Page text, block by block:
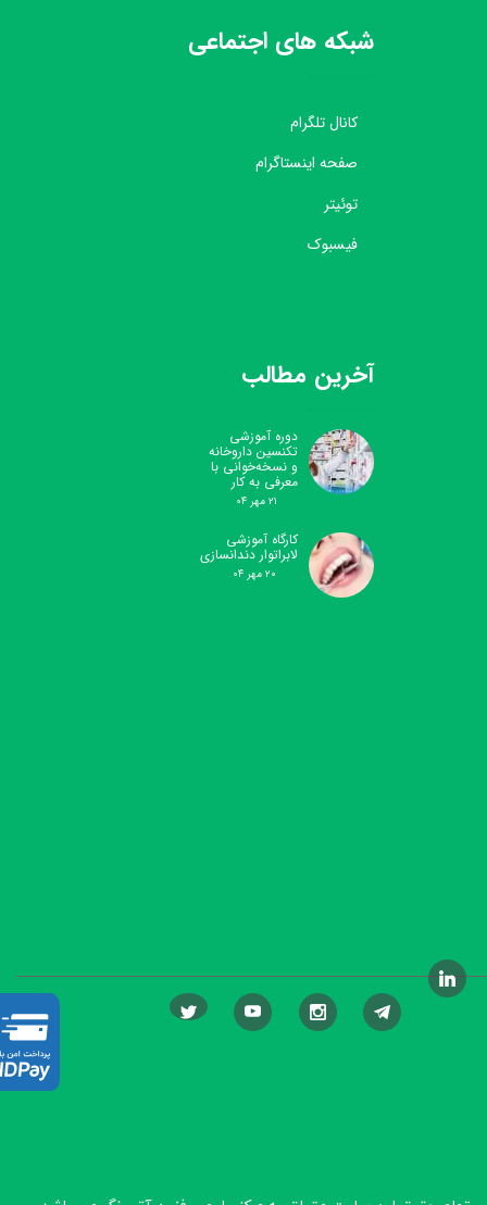
آخرین مطالب
دوره آموزشی
تکنسین داروخانه
و نسخه‌خوانی با
معرفی به کار
۲۱ مهر ۰۴
کارگاه آموزشی
لابراتوار دندانسازی
۲۰ مهر ۰۴
شبکه های اجتماعی
کانال تلگرام
صفحه اینستاگرام
توئیتر
فیسبوک